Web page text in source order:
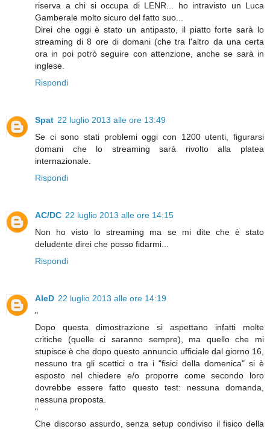
riserva a chi si occupa di LENR... ho intravisto un Luca
Gamberale molto sicuro del fatto suo...
Direi che oggi è stato un antipasto, il piatto forte sarà lo
streaming di 8 ore di domani (che tra l'altro da una certa
ora in poi potrò seguire con attenzione, anche se sarà in
inglese.
Rispondi
Spat 22 luglio 2013 alle ore 13:49
Se ci sono stati problemi oggi con 1200 utenti, figurarsi
domani che lo streaming sarà rivolto alla platea
internazionale.
Rispondi
AC/DC 22 luglio 2013 alle ore 14:15
Non ho visto lo streaming ma se mi dite che è stato
deludente direi che posso fidarmi...
Rispondi
AleD 22 luglio 2013 alle ore 14:19
"
Dopo questa dimostrazione si aspettano infatti molte
critiche (quelle ci saranno sempre), ma quello che mi
stupisce è che dopo questo annuncio ufficiale dal giorno 16,
nessuno tra gli scettici o tra i "fisici della domenica" si è
esposto nel chiedere e/o proporre come secondo loro
dovrebbe essere fatto questo test: nessuna domanda,
nessuna proposta.
"
Che discorso assurdo, senza setup condiviso il fisico della